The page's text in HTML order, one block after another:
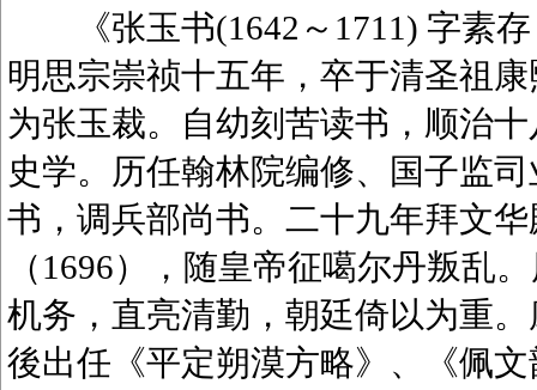
《张玉书(1642～1711) 字素存
明思宗崇祯十五年，卒于清圣祖
为张玉裁。自幼刻苦读书，顺治
史学。历任翰林院编修、国子监
书，调兵部尚书。二十九年拜文
（1696），随皇帝征噶尔丹叛乱
机务，直亮清勤，朝廷倚以为重
後出任《平定朔漠方略》、《佩